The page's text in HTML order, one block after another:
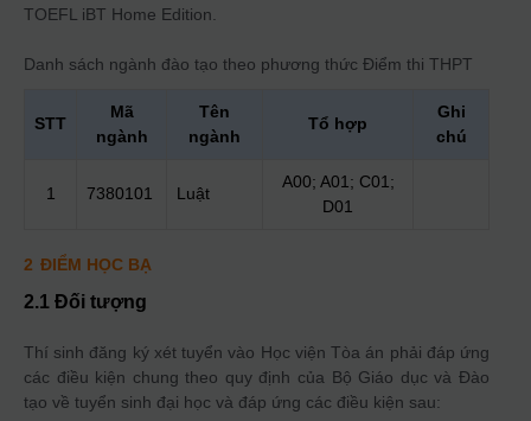
TOEFL iBT Home Edition.
Danh sách ngành đào tạo theo phương thức Điểm thi THPT
STT
Mã
ngành
Tên
ngành
Tổ hợp
Ghi
chú
1 7380101 Luật
A00; A01; C01;
D01
2 ĐIỂM HỌC BẠ
2.1 Đối tượng
Thí sinh đăng ký xét tuyển vào Học viện Tòa án phải đáp ứng
các điều kiện chung theo quy định của Bộ Giáo dục và Đào
tạo về tuyển sinh đại học và đáp ứng các điều kiện sau: